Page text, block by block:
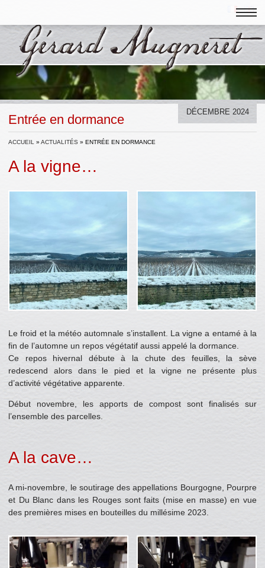
DÉCEMBRE 2024
Entrée en dormance
ACCUEIL » ACTUALITÉS » ENTRÉE EN DORMANCE
A la vigne…
Le froid et la météo automnale s’installent. La vigne a entamé à la
fin de l’automne un repos végétatif aussi appelé la dormance.
Ce repos hivernal débute à la chute des feuilles, la sève
redescend alors dans le pied et la vigne ne présente plus
d’activité végétative apparente.
Début novembre, les apports de compost sont finalisés sur
l’ensemble des parcelles.
A la cave…
A mi-novembre, le soutirage des appellations Bourgogne, Pourpre
et Du Blanc dans les Rouges sont faits (mise en masse) en vue
des premières mises en bouteilles du millésime 2023.